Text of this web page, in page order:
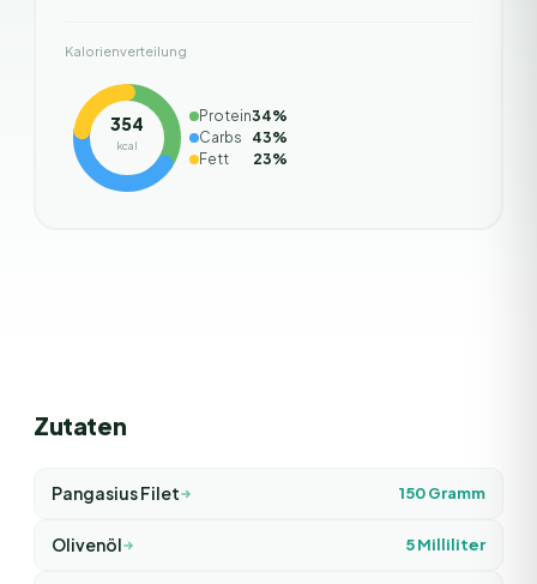
Kalorienverteilung
354
kcal
Protein34%
Carbs
43%
Fett
23%
Zutaten
Pangasius Filet 150Gramm
Olivenöl 5Milliliter